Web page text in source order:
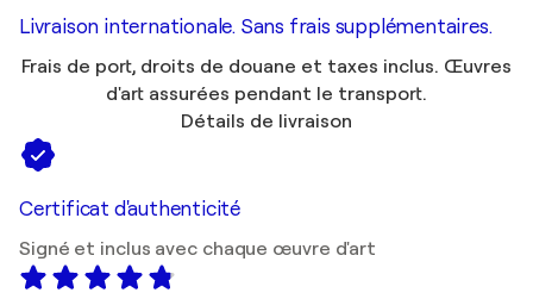
Livraison internationale. Sans frais supplémentaires.
Frais de port, droits de douane et taxes inclus. Œuvres
d'art assurées pendant le transport.
Détails de livraison
Certificat d'authenticité
Signé et inclus avec chaque œuvre d'art